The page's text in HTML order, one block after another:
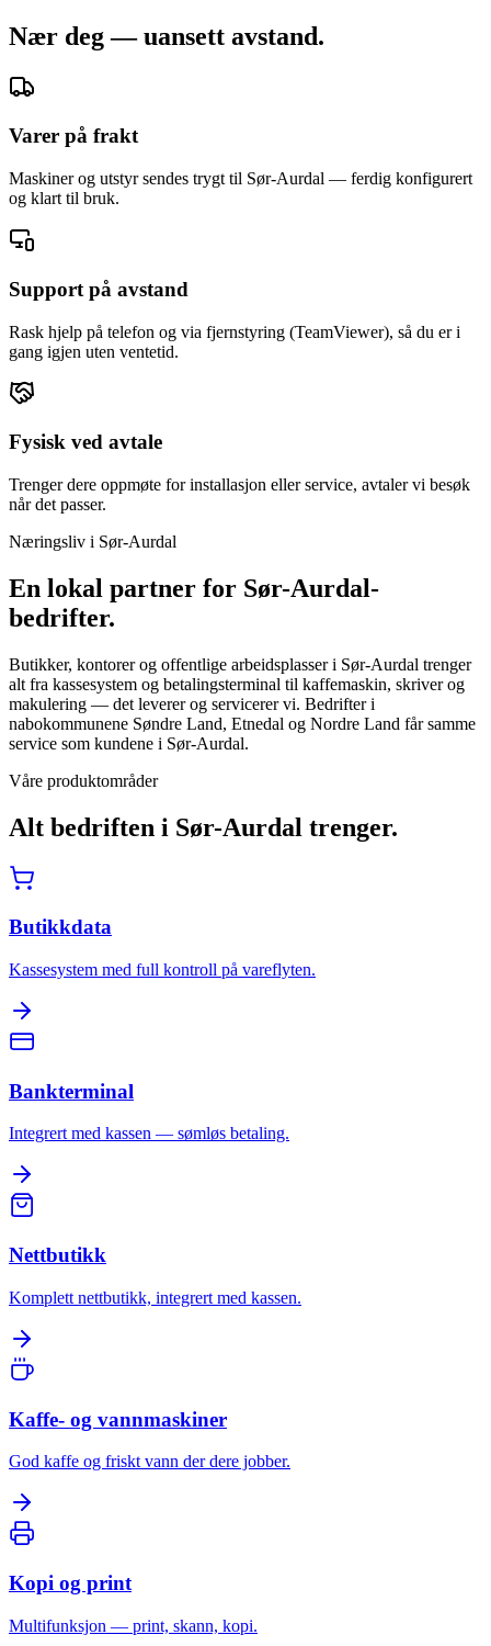
Nær deg — uansett avstand.
Varer på frakt
Maskiner og utstyr sendes trygt til Sør-Aurdal — ferdig konfigurert
og klart til bruk.
Support på avstand
Rask hjelp på telefon og via fjernstyring (TeamViewer), så du er i
gang igjen uten ventetid.
Fysisk ved avtale
Trenger dere oppmøte for installasjon eller service, avtaler vi besøk
når det passer.
Næringsliv i Sør-Aurdal
En lokal partner for Sør-Aurdal-
bedrifter.
Butikker, kontorer og offentlige arbeidsplasser i Sør-Aurdal trenger
alt fra kassesystem og betalingsterminal til kaffemaskin, skriver og
makulering — det leverer og servicerer vi. Bedrifter i
nabokommunene Søndre Land, Etnedal og Nordre Land får samme
service som kundene i Sør-Aurdal.
Våre produktområder
Alt bedriften i Sør-Aurdal trenger.
Butikkdata
Kassesystem med full kontroll på vareflyten.
Bankterminal
Integrert med kassen — sømløs betaling.
Nettbutikk
Komplett nettbutikk, integrert med kassen.
Kaffe- og vannmaskiner
God kaffe og friskt vann der dere jobber.
Kopi og print
Multifunksjon — print, skann, kopi.